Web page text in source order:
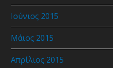
Ιούνιος 2015
Μάιος 2015
Απρίλιος 2015